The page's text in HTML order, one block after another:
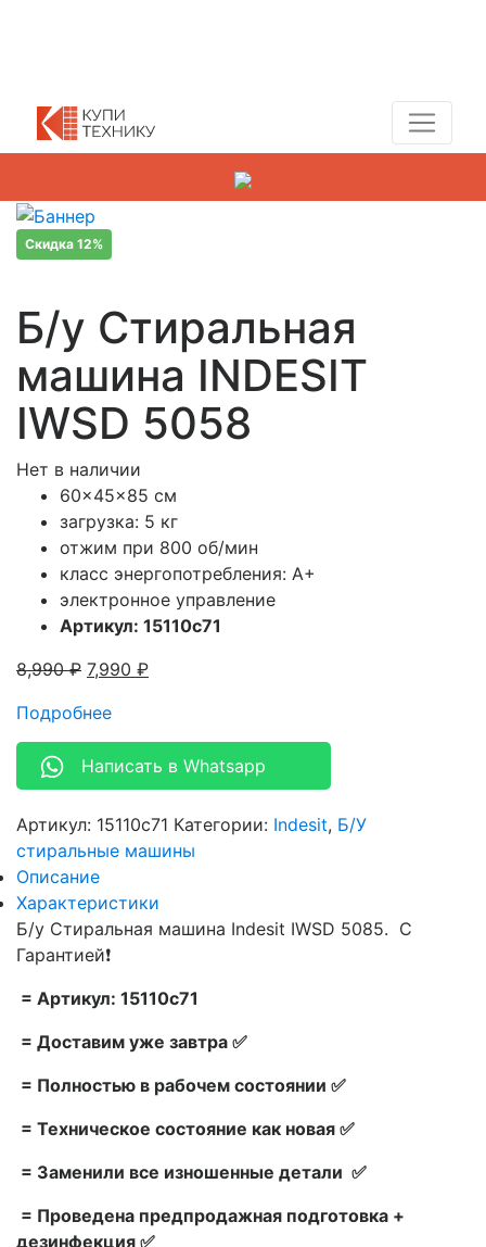
Скидка 12%
Б/у Стиральная
машина INDESIT
IWSD 5058
Нет в наличии
60x45x85 см
загрузка: 5 кг
отжим при 800 об/мин
класс энергопотребления: A+
электронное управление
Артикул: 15110c71
8,990₽ 7,990 ₽
Подробнее
Написать в Whatsapp
Артикул: 15110c71 Категории: Indesit, Б/У
стиральные машины
Описание
Характеристики
Б/у Стиральная машина Indesit IWSD 5085. С
Гарантией❗
= Артикул: 15110c71
= Доставим уже завтра ✅
= Полностью в рабочем состоянии ✅
= Техническое состояние как новая ✅
= Заменили все изношенные детали ✅
= Проведена предпродажная подготовка +
дезинфекция ✅